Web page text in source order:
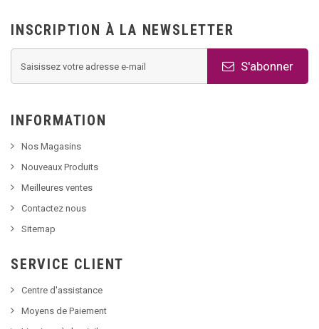
INSCRIPTION À LA NEWSLETTER
S'abonner
INFORMATION
Nos Magasins
Nouveaux Produits
Meilleures ventes
Contactez nous
Sitemap
SERVICE CLIENT
Centre d'assistance
Moyens de Paiement